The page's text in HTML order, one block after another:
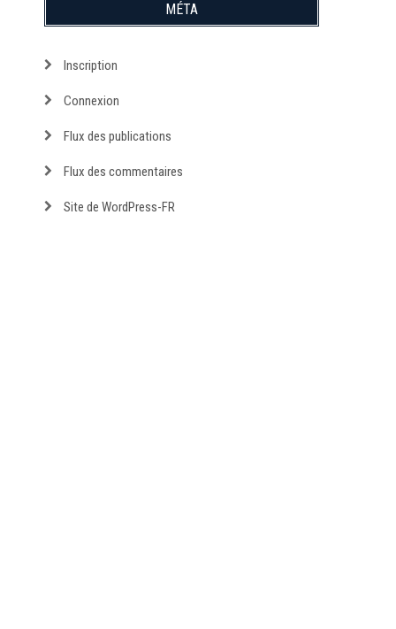
MÉTA
Inscription
Connexion
Flux des publications
Flux des commentaires
Site de WordPress-FR